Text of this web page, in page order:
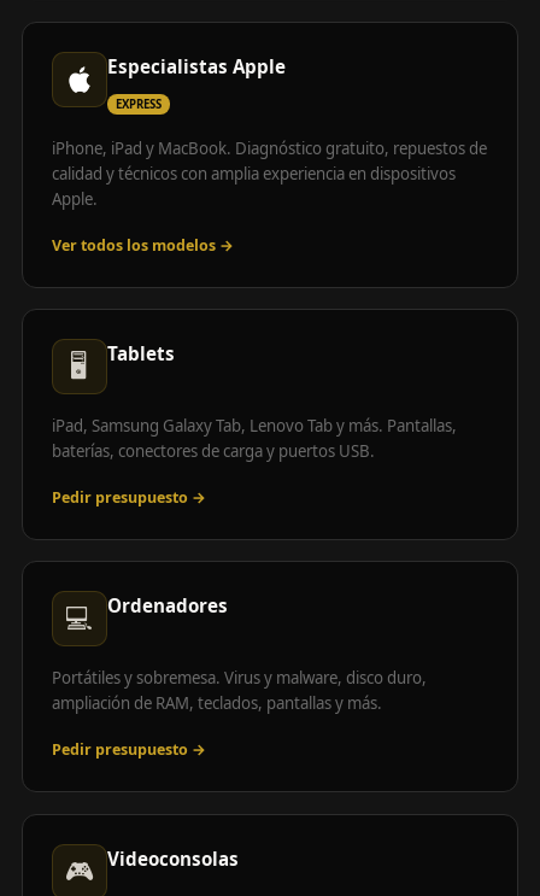
Especialistas Apple
EXPRESS
iPhone, iPad y MacBook. Diagnóstico gratuito, repuestos de
calidad y técnicos con amplia experiencia en dispositivos
Apple.
Ver todos los modelos →
🖥️ Tablets
iPad, Samsung Galaxy Tab, Lenovo Tab y más. Pantallas,
baterías, conectores de carga y puertos USB.
Pedir presupuesto →
💻 Ordenadores
Portátiles y sobremesa. Virus y malware, disco duro,
ampliación de RAM, teclados, pantallas y más.
Pedir presupuesto →
🎮 Videoconsolas